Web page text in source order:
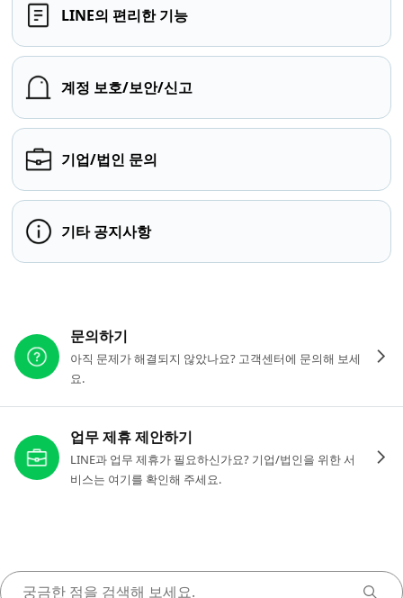
LINE의 편리한 기능
계정 보호/보안/신고
기업/법인 문의
기타 공지사항
문의하기
아직 문제가 해결되지 않았나요? 고객센터에 문의해 보세
요.
업무 제휴 제안하기
LINE과 업무 제휴가 필요하신가요? 기업/법인을 위한 서
비스는 여기를 확인해 주세요.